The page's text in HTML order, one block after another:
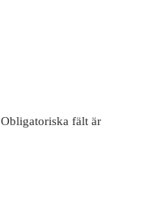
Obligatoriska fält är